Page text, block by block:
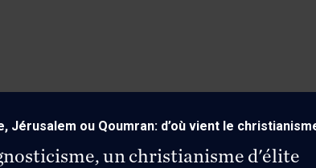
Jérusalem ou Qoumran: d’où vient le
un christianisme d'élite